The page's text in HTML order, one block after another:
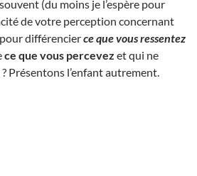
(du moins je l’espère pour
de votre perception concernant
différencierce que vous ressentez
ce que vous percevez et qui ne
Présentons l’enfant autrement.